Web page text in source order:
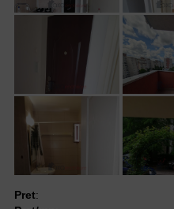
Pret: